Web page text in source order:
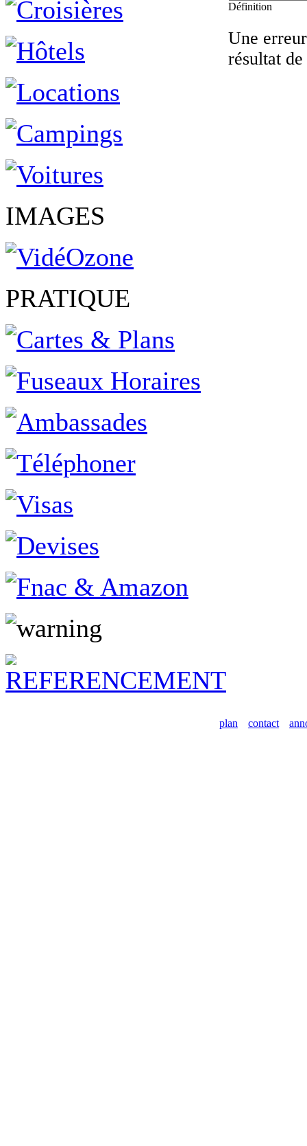
IMAGES
PRATIQUE
Définition
Une
résultat
plan contact